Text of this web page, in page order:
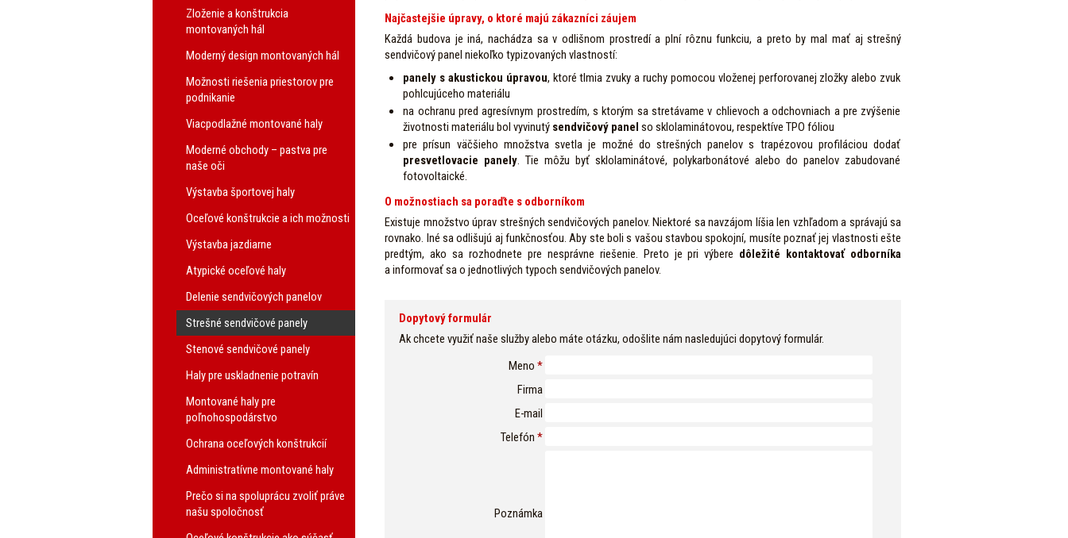
Zloženie a konštrukcia
montovaných hál
Moderný design montovaných hál
Možnosti riešenia priestorov pre
podnikanie
Viacpodlažné montované haly
Moderné obchody – pastva pre
naše oči
Výstavba športovej haly
Oceľové konštrukcie a ich možnosti
Výstavba jazdiarne
Atypické oceľové haly
Delenie sendvičových panelov
Strešné sendvičové panely
Stenové sendvičové panely
Haly pre uskladnenie potravín
Montované haly pre
poľnohospodárstvo
Ochrana oceľových konštrukcií
Administratívne montované haly
Prečo si na spoluprácu zvoliť práve
našu spoločnosť
Najčastejšie úpravy, o ktoré majú zákazníci záujem
Každá budova je iná, nachádza sa v odlišnom prostredí a plní rôznu funkciu, a preto by mal mať aj strešný
sendvičový panel niekoľko typizovaných vlastností:
panely s akustickou úpravou, ktoré tlmia zvuky a ruchy pomocou vloženej perforovanej zložky alebo zvuk
pohlcujúceho materiálu
na ochranu pred agresívnym prostredím, s ktorým sa stretávame v chlievoch a odchovniach a pre zvýšenie
životnosti materiálu bol vyvinutý sendvičový panel so sklolaminátovou, respektíve TPO fóliou
pre prísun väčšieho množstva svetla je možné do strešných panelov s trapézovou profiláciou dodať
presvetlovacie panely. Tie môžu byť sklolaminátové, polykarbonátové alebo do panelov zabudované
fotovoltaické.
O možnostiach sa poraďte s odborníkom
Existuje množstvo úprav strešných sendvičových panelov. Niektoré sa navzájom líšia len vzhľadom a správajú sa
rovnako. Iné sa odlišujú aj funkčnosťou. Aby ste boli s vašou stavbou spokojní, musíte poznať jej vlastnosti ešte
predtým, ako sa rozhodnete pre nesprávne riešenie. Preto je pri výbere dôležité kontaktovať odborníka
a informovať sa o jednotlivých typoch sendvičových panelov.
Dopytový formulár
Ak chcete využiť naše služby alebo máte otázku, odošlite nám nasledujúci dopytový formulár.
Meno *
Firma
E-mail
Telefón *
Poznámka